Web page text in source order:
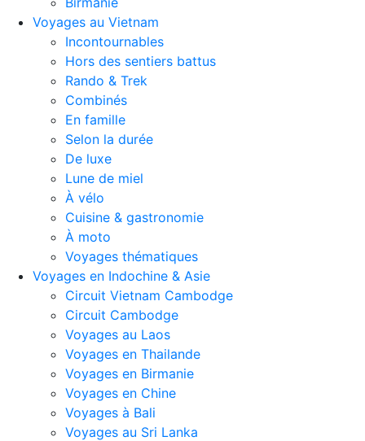
Voyages au Vietnam
Incontournables
Hors des sentiers battus
Rando & Trek
Combinés
En famille
Selon la durée
De luxe
Lune de miel
À vélo
Cuisine & gastronomie
À moto
Voyages thématiques
Voyages en Indochine & Asie
Circuit Vietnam Cambodge
Circuit Cambodge
Voyages au Laos
Voyages en Thailande
Voyages en Birmanie
Voyages en Chine
Voyages à Bali
Voyages au Sri Lanka